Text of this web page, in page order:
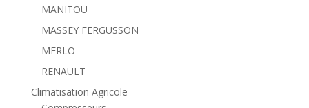
MANITOU
MASSEY FERGUSSON
MERLO
RENAULT
Climatisation Agricole